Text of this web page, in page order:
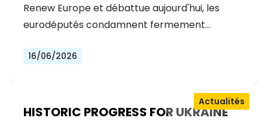
Renew Europe et débattue aujourd'hui, les
eurodéputés condamnent fermement…
16/06/2026
HISTORIC PROGRESS FOR UKRAINE
Actualités